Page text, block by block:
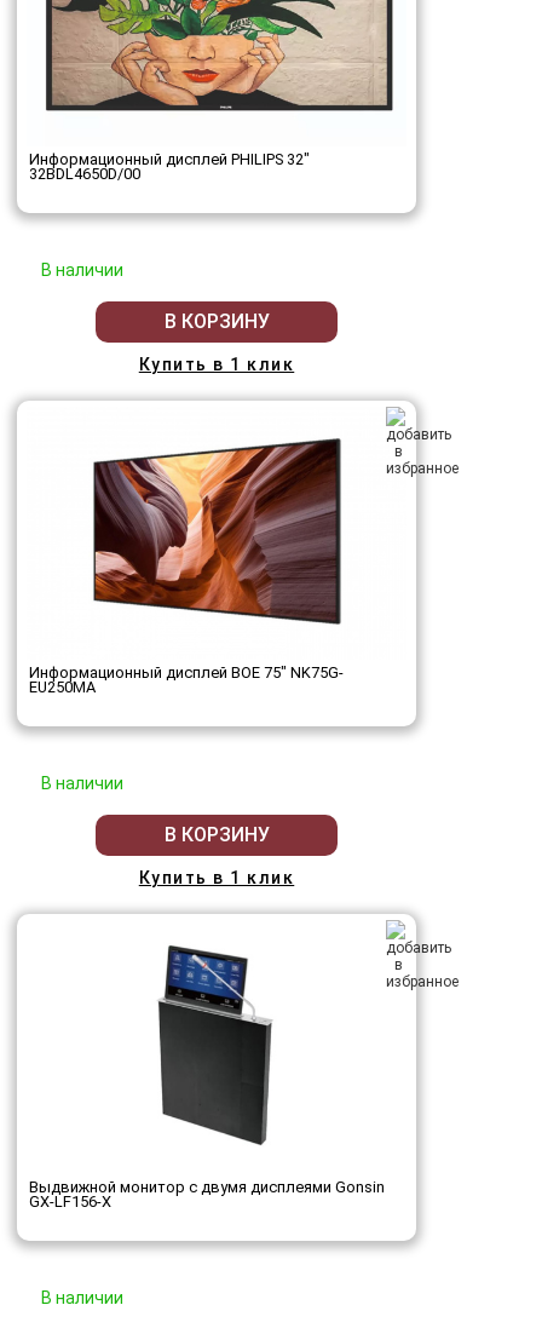
Информационный дисплей PHILIPS 32"
32BDL4650D/00
В наличии
В КОРЗИНУ
Купить в 1 клик
Информационный дисплей BOE 75" NK75G-
EU250MA
В наличии
В КОРЗИНУ
Купить в 1 клик
Выдвижной монитор с двумя дисплеями Gonsin
GX-LF156-X
В наличии